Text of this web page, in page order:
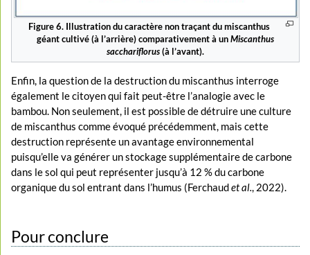
Figure 6. Illustration du caractère non traçant du miscanthus
géant cultivé (à l’arrière) comparativement à unMiscanthus
sacchariflorus(à l’avant).
Enfin, la question de la destruction du miscanthus interroge
également le citoyen qui fait peut-être l’analogie avec le
bambou. Non seulement, il est possible de détruire une culture
de miscanthus comme évoqué précédemment, mais cette
destruction représente un avantage environnemental
puisqu’elle va générer un stockage supplémentaire de carbone
dans le sol qui peut représenter jusqu’à 12 % du carbone
organique du sol entrant dans l’humus (Ferchaudet al., 2022).
Pour conclure